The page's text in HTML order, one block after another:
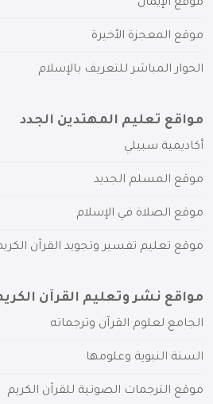
موقع الإيمان
موقع المعجزة الأخيرة
الحوار المباشر للتعريف بالإسلام
مواقع تعليم المهتدين الجدد
أكاديمية سبيلي
موقع المسلم الجديد
موقع الصلاة في الإسلام
موقع تعليم تفسير وتجويد القرآن
مواقع نشر وتعليم القرآن
الجامع لعلوم القرآن وترجماته
السنة النبوية وعلومها
موقع الترجمات الصوتية للقرآن الكريم